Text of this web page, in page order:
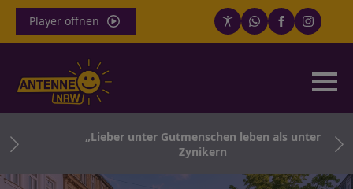
Player öffnen
„Lieber unter Gutmenschen leben als unter
Zynikern